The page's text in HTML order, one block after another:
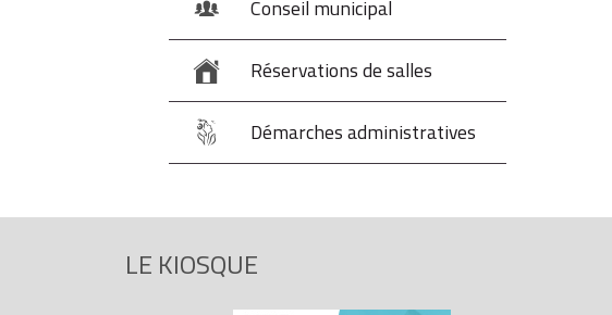
Conseil municipal
Réservations de salles
Démarches administratives
LE KIOSQUE